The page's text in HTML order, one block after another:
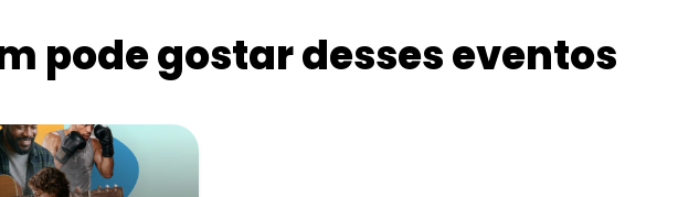
pode gostar desses eventos